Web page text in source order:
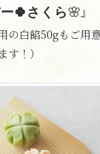
🍀さくら🌸
白餡50gもご用
す！）